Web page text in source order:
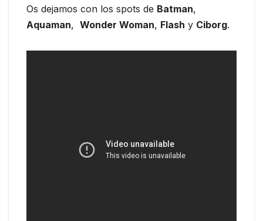
Os dejamos con los spots de Batman,
Aquaman, Wonder Woman, Flash y Ciborg.